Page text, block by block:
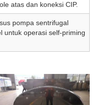
atas dan koneksi CIP.
pompa sentrifugal
untuk operasi self-priming